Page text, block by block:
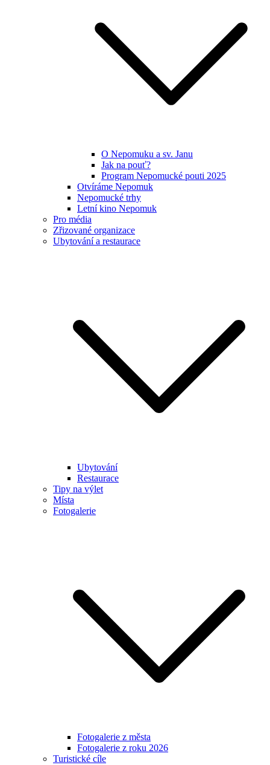
O Nepomuku a sv. Janu
Jak na pouť?
Program Nepomucké pouti 2025
Otvíráme Nepomuk
Nepomucké trhy
Letní kino Nepomuk
Pro média
Zřizované organizace
Ubytování a restaurace
Ubytování
Restaurace
Tipy na výlet
Místa
Fotogalerie
Fotogalerie z města
Fotogalerie z roku 2026
Turistické cíle